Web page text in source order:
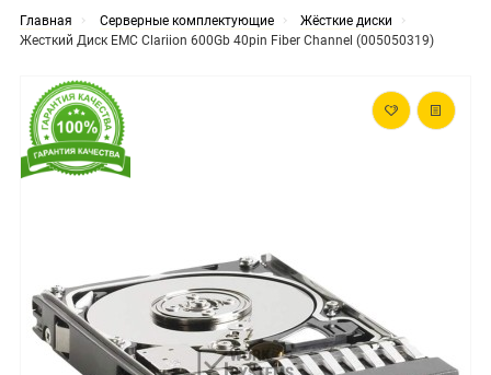
Главная Серверные комплектующие
Жёсткие диски
Жесткий Диск EMC Clariion 600Gb 40pin Fiber Channel (005050319)